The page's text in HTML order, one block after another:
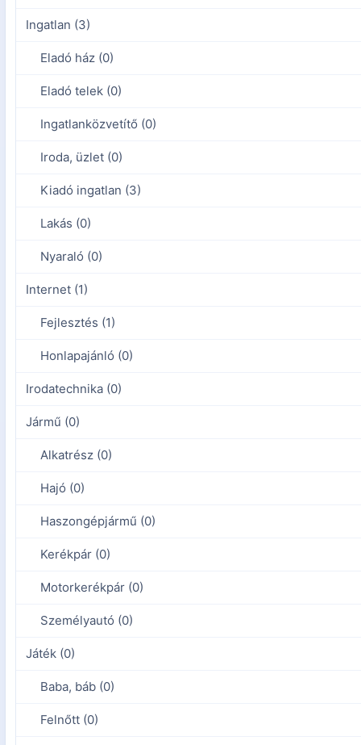
Ingatlan (3)
Eladó ház (0)
Eladó telek (0)
Ingatlanközvetítő (0)
Iroda, üzlet (0)
Kiadó ingatlan (3)
Lakás (0)
Nyaraló (0)
Internet (1)
Fejlesztés (1)
Honlapajánló (0)
Irodatechnika (0)
Jármű (0)
Alkatrész (0)
Hajó (0)
Haszongépjármű (0)
Kerékpár (0)
Motorkerékpár (0)
Személyautó (0)
Játék (0)
Baba, báb (0)
Felnőtt (0)